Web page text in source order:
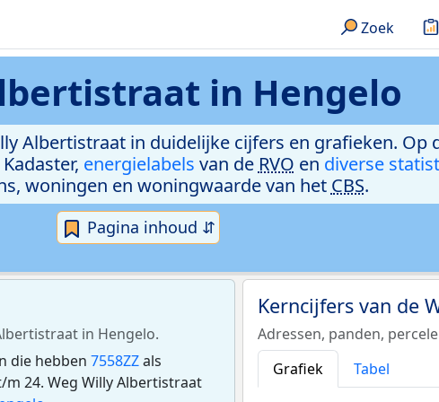
Zoek
in Hengelo
Albertistraat in duidelijke cijfers en grafieken. Op
energielabels van de RVO en diverse
woningen en woningwaarde van het CBS.
Pagina inhoud ⇵
in Hengelo.
die hebben 7558ZZals
24. Weg Willy Albertistraat
Kerncijfers van de
Adressen, panden,
Grafiek
Tabel